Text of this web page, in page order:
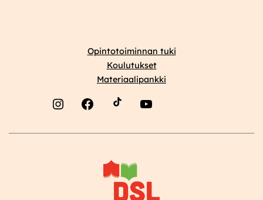
Opintotoiminnan tuki
Koulutukset
Materiaalipankki